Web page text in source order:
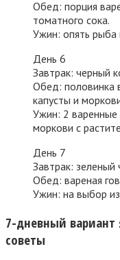
Обед: порция
томатного сока.
Ужин: опять рыба
День 6
Завтрак: черный
Обед: половинка
капусты и
Ужин: 2 варенные
моркови с
День 7
Завтрак: зеленый
Обед: вареная
Ужин: на выбор
7-дневный
советы